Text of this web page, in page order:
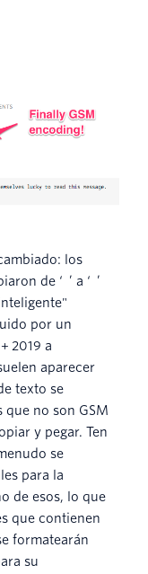
los
de ‘ ’ a ‘ ’
por un
2019 a
aparecer
texto se
que no son GSM
y pegar. Ten
se
para la
de esos, lo que
que contienen
formatearán
su